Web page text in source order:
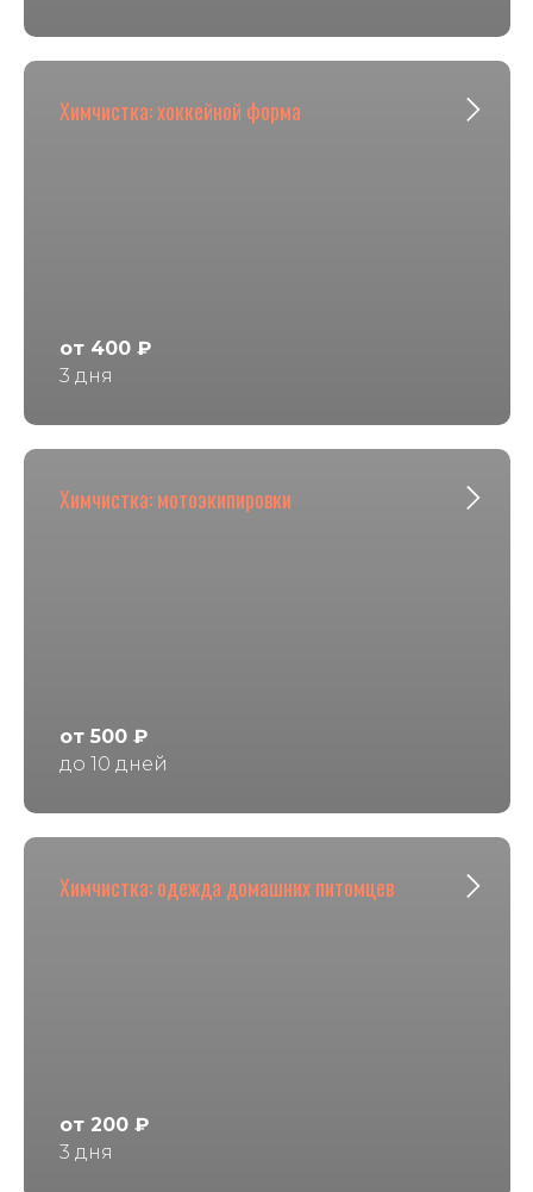
Химчистка: хоккейной форма
от 400 ₽
3 дня
Химчистка: мотоэкипировки
от 500 ₽
до 10 дней
Химчистка: одежда домашних питомцев
от 200 ₽
3 дня